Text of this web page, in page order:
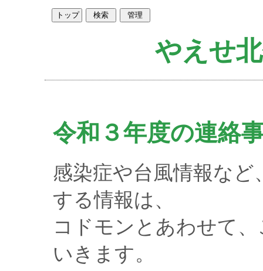
やえせ
令和３年度の連絡
感染症や台風情報な
する情報は、
コドモンとあわせて
いきます。